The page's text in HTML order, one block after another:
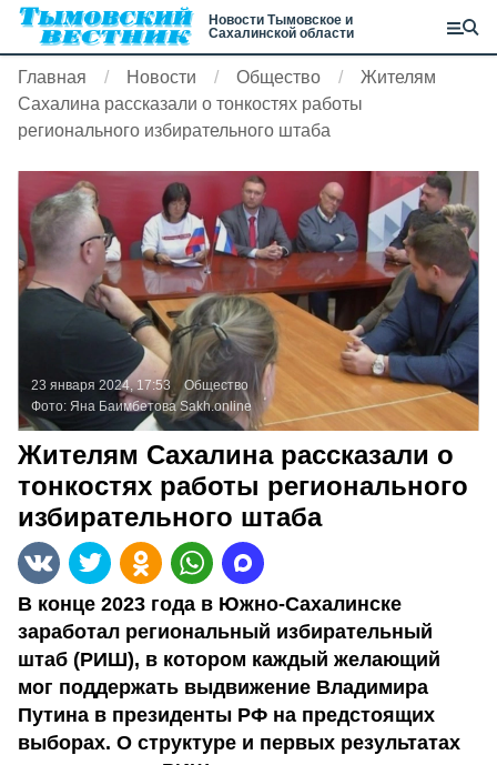
Новости Тымовское и
Сахалинской области
Главная Новости Общество
Жителям
Сахалина рассказали о тонкостях работы
регионального избирательного штаба
23 января 2024, 17:53
Общество
Фото: Яна БаимбетоваSakh.online
Жителям Сахалина рассказали о
тонкостях работы регионального
избирательного штаба
В конце 2023 года в Южно-Сахалинске
заработал региональный избирательный
штаб (РИШ), в котором каждый желающий
мог поддержать выдвижение Владимира
Путина в президенты РФ на предстоящих
выборах. О структуре и первых результатах